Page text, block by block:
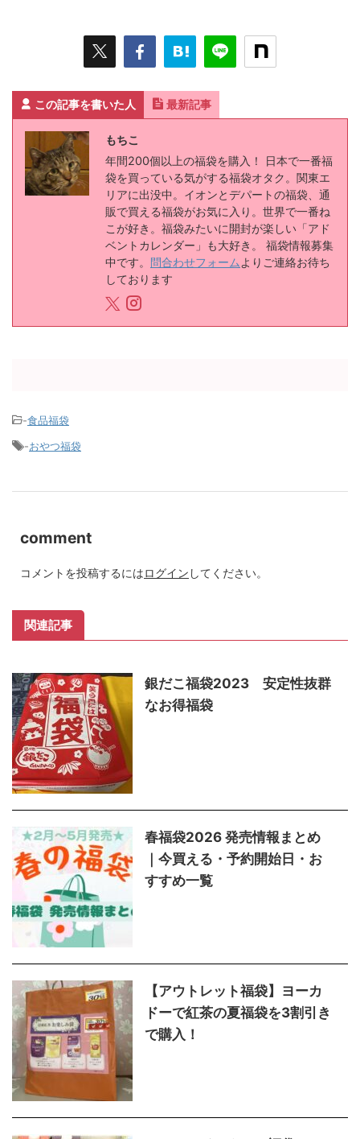
この記事を書いた人 最新記事
もちこ
年間200個以上の福袋を購入！ 日本で一番福
袋を買っている気がする福袋オタク。関東エ
リアに出没中。イオンとデパートの福袋、通
販で買える福袋がお気に入り。世界で一番ね
こが好き。福袋みたいに開封が楽しい「アド
ベントカレンダー」も大好き。 福袋情報募集
中です。 問合わせフォーム よりご連絡お待ち
しております
-食品福袋
-おやつ福袋
comment
コメントを投稿するにはログイン してください。
関連記事
銀だこ福袋2023 安定性抜群
なお得福袋
春福袋2026 発売情報まとめ
｜今買える・予約開始日・お
すすめ一覧
【アウトレット福袋】ヨーカ
ドーで紅茶の夏福袋を3割引き
で購入！